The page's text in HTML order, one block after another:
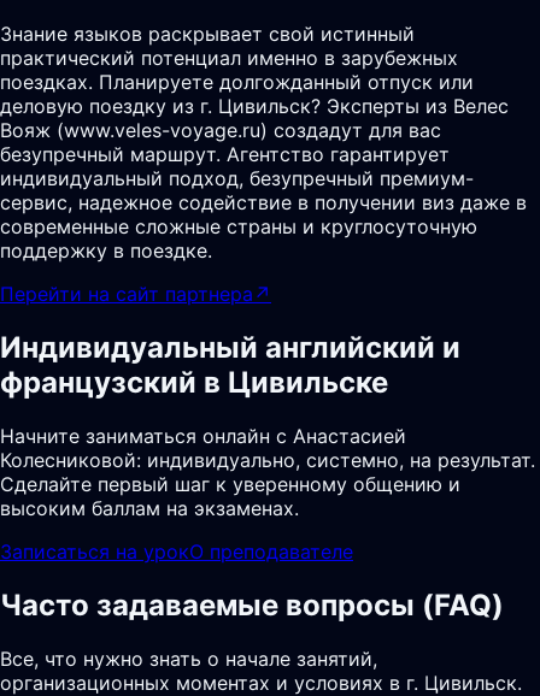
Знание языков раскрывает свой истинный
практический потенциал именно в зарубежных
поездках. Планируете долгожданный отпуск или
деловую поездку из г. Цивильск? Эксперты из Велес
Вояж (www.veles-voyage.ru) создадут для вас
безупречный маршрут. Агентство гарантирует
индивидуальный подход, безупречный премиум-
сервис, надежное содействие в получении виз даже в
современные сложные страны и круглосуточную
поддержку в поездке.
Перейти на сайт партнера ↗
Индивидуальный английский и
французский в Цивильске
Начните заниматься онлайн с Анастасией
Колесниковой: индивидуально, системно, на результат.
Сделайте первый шаг к уверенному общению и
высоким баллам на экзаменах.
Записаться на урокО преподавателе
Часто задаваемые вопросы (FAQ)
Все, что нужно знать о начале занятий,
организационных моментах и условиях в г. Цивильск.